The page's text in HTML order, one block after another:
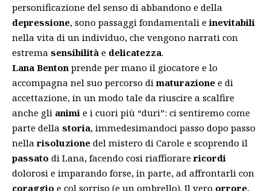
personificazione del senso di abbandono e della
depressione, sono passaggi fondamentali einevitabili
nella vita di un individuo, che vengono narrati con
estrema sensibilità e delicatezza.
Lana Benton prende per mano il giocatore e lo
accompagna nel suo percorso dimaturazione e di
accettazione, in un modo tale da riuscire a scalfire
anche gli animi e i cuori più “duri”: ci sentiremo come
parte della storia, immedesimandoci passo dopo passo
nellarisoluzione del mistero di Carole e scoprendo il
passato di Lana, facendo cosi riaffiorarericordi
dolorosi e imparando forse, in parte, ad affrontarli con
coraggio e col sorriso (e un ombrello). Il vero orrore,